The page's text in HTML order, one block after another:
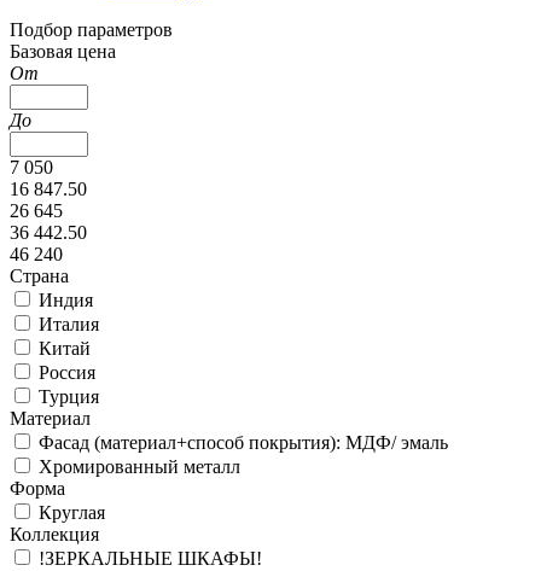
Подбор параметров
Базовая цена
От
До
7 050
16 847.50
26 645
36 442.50
46 240
Страна
Индия
Италия
Китай
Россия
Турция
Материал
Фасад (материал+способ покрытия): МДФ/ эмаль
Хромированный металл
Форма
Круглая
Коллекция
!ЗЕРКАЛЬНЫЕ ШКАФЫ!